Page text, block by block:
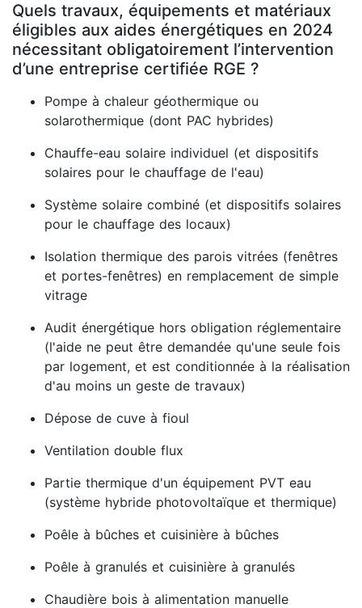
Quels travaux, équipements et matériaux
éligibles aux aides énergétiques en 2024
nécessitant obligatoirement l’intervention
d’une entreprise certifiée RGE ?
Pompe à chaleur géothermique ou
solarothermique (dont PAC hybrides)
Chauffe-eau solaire individuel (et dispositifs
solaires pour le chauffage de l'eau)
Système solaire combiné (et dispositifs solaires
pour le chauffage des locaux)
Isolation thermique des parois vitrées (fenêtres
et portes-fenêtres) en remplacement de simple
vitrage
Audit énergétique hors obligation réglementaire
(l'aide ne peut être demandée qu'une seule fois
par logement, et est conditionnée à la réalisation
d'au moins un geste de travaux)
Dépose de cuve à fioul
Ventilation double flux
Partie thermique d'un équipement PVT eau
(système hybride photovoltaïque et thermique)
Poêle à bûches et cuisinière à bûches
Poêle à granulés et cuisinière à granulés
Chaudière bois à alimentation manuelle